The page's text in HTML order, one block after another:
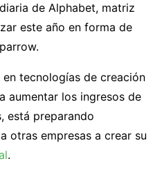
de Alphabet, matriz
este año en forma de
tecnologías de creación
aumentar los ingresos de
está preparando
otras empresas a crear su
.